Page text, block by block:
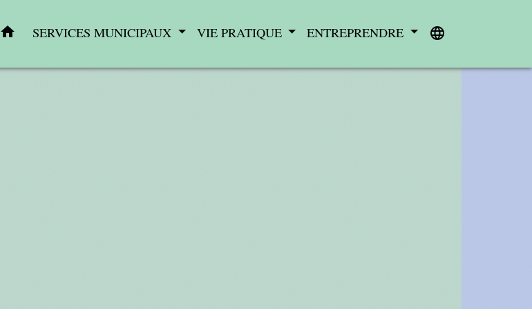
home SERVICES MUNICIPAUX VIE PRATIQUE ENTREPRENDRE language